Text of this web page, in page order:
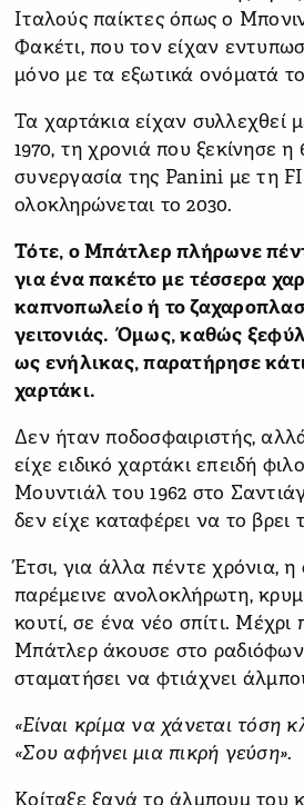
Ιταλούς παίκτες όπως ο
Φακέτι, που τον είχαν
μόνο με τα εξωτικά ονόματά
Τα χαρτάκια είχαν συλλεχθεί
1970, τη χρονιά που ξεκίνησε η
συνεργασία της Panini με τη
ολοκληρώνεται το 2030.
Τότε, ο Μπάτλερ πλήρωνε
για ένα πακέτο με τέσσερα
καπνοπωλείο ή το
γειτονιάς. Όμως, καθώς
ως ενήλικας, παρατήρησε
χαρτάκι.
Δεν ήταν ποδοσφαιριστής,
είχε ειδικό χαρτάκι επειδή
Μουντιάλ του 1962 στο
δεν είχε καταφέρει να το βρει
Έτσι, για άλλα πέντε χρόνια,
παρέμεινε ανολοκλήρωτη,
κουτί, σε ένα νέο σπίτι.
Μπάτλερ άκουσε στο
σταματήσει να φτιάχνει
«Είναι κρίμα να χάνεται τόση
«Σου αφήνει μια πικρή γεύση».